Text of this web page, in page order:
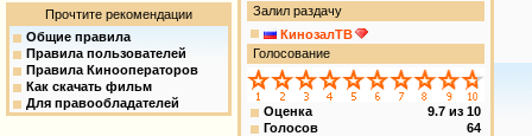
Прочтите рекомендации
Общие правила
Правила пользователей
Правила Кинооператоров
Как скачать фильм
Для правообладателей
Залил раздачу
КинозалТВ
Голосование
Оценка 9.7 из 10
Голосов
64